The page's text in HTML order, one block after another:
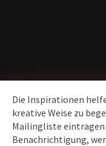
Die Inspirationen
kreative Weise zu
Mailingliste eintragen
Benachrichtigung,
News erhalten